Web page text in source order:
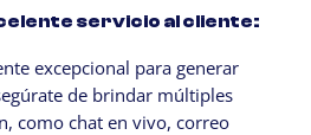
servicio al cliente:
excepcional para generar
de brindar múltiples
como chat en vivo, correo